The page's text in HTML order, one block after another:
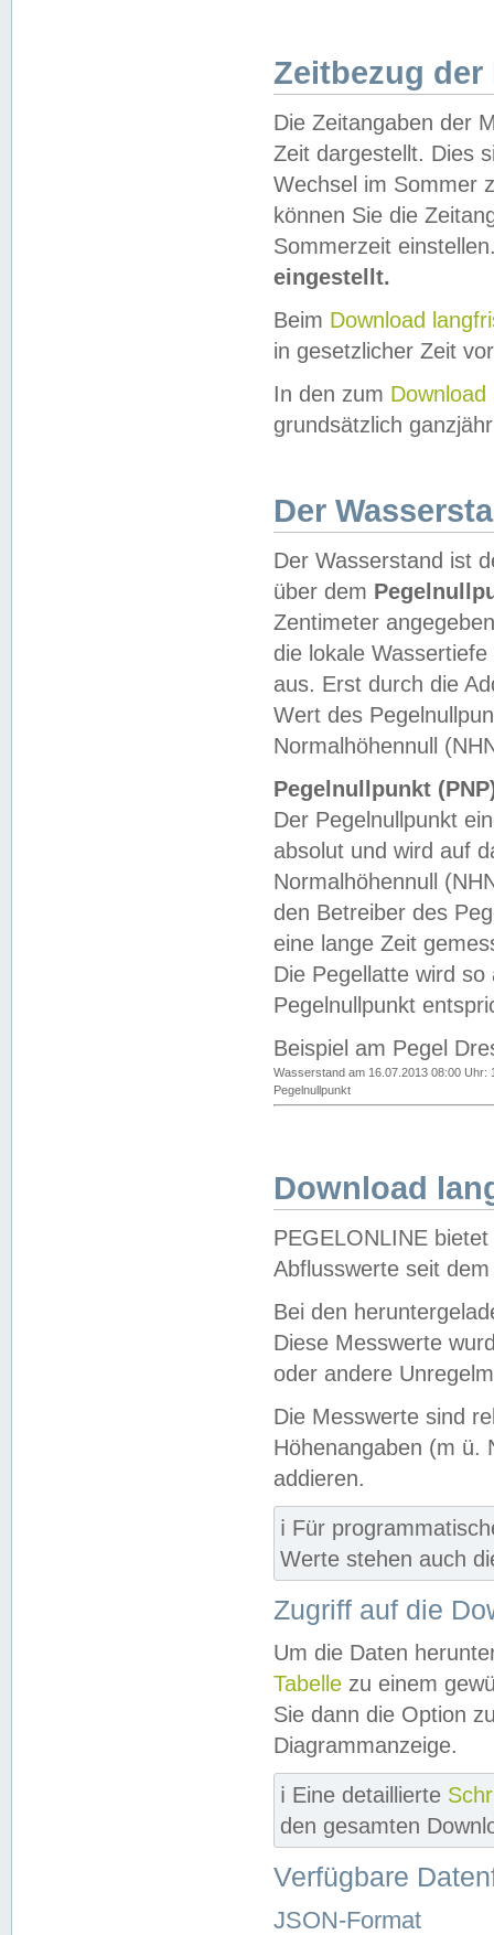
Zeitbezug der
Die Zeitangaben der
Zeit dargestellt. Dies
Wechsel im Sommer
können Sie die
Sommerzeit
eingestellt.
Beim Download
in gesetzlicher Zeit
In den zum Download
grundsätzlich
Der
Der Wasserstand ist
über dem
Zentimeter
die lokale
aus. Erst durch die
Wert des
Normalhöhennull
Pegelnullpunkt
Der Pegelnullpunkt
absolut und wird auf
Normalhöhennull
den Betreiber des
eine lange Zeit
Die Pegellatte wird
Pegelnullpunkt
Beispiel am Pegel
Wasserstand am 16.07.2013 08:00 Uhr:
Pegelnullpunkt
Download
PEGELONLINE
Abflusswerte seit
Bei den
Diese Messwerte
oder andere
Die Messwerte sind
Höhenangaben (m ü.
addieren.
ℹ️ Für
Werte stehen auch
Zugriff auf die
Um die Daten
Tabelle zu einem
Sie dann die Option
Diagrammanzeige.
ℹ️ Eine detaillierte
den gesamten
Verfügbare
JSON-Format